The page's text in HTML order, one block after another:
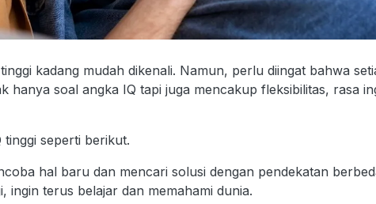
kadang mudah dikenali. Namun, perlu diingat bahwa
hanya soal angka IQ tapi juga mencakup fleksibilitas, rasa
seperti berikut.
hal baru dan mencari solusi dengan pendekatan
ingin terus belajar dan memahami dunia.